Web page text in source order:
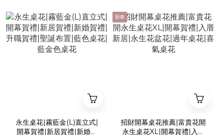
永生桌花|霧藍金(L)直立式|
開幕賀禮|新居賀禮|新婚賀
新春
招財開幕桌花推薦|富貴花開
永生桌花XL|開幕賀禮|入厝